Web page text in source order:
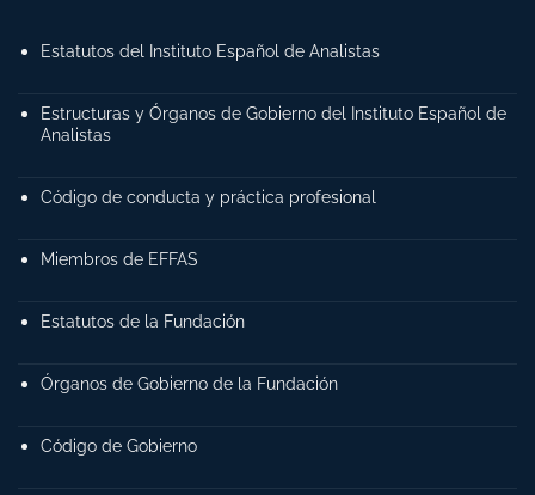
Estatutos del Instituto Español de Analistas
Estructuras y Órganos de Gobierno del Instituto Español de
Analistas
Código de conducta y práctica profesional
Miembros de EFFAS
Estatutos de la Fundación
Órganos de Gobierno de la Fundación
Código de Gobierno